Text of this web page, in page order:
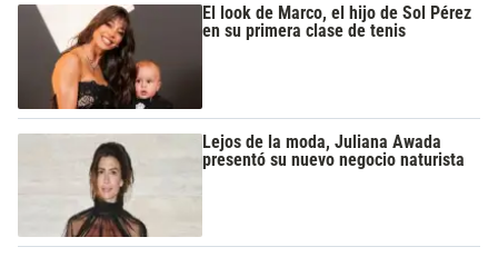
El look de Marco, el hijo de Sol Pérez
en su primera clase de tenis
Lejos de la moda, Juliana Awada
presentó su nuevo negocio naturista